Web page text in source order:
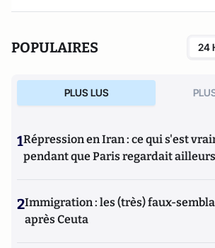
POPULAIRES 24
PLUS LUS
1Répression en Iran : ce qui s'est
pendant que Paris regardait ailleurs
2Immigration : les (très) faux-
après Ceuta